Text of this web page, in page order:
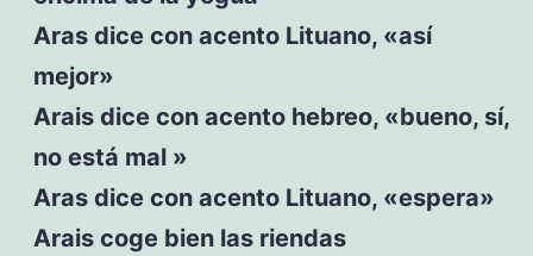
Aras dice con acento Lituano, «así
mejor»
Arais dice con acento hebreo, «bueno, sí,
no está mal »
Aras dice con acento Lituano, «espera»
Arais coge bien las riendas